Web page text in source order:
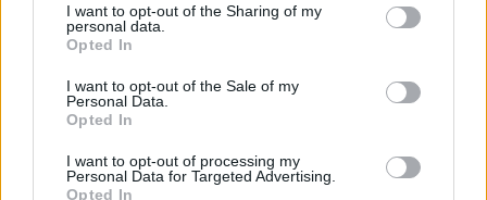
I want to opt-out of the Sharing of my
personal data.
Opted In
I want to opt-out of the Sale of my
Personal Data.
Opted In
I want to opt-out of processing my
Personal Data for Targeted Advertising.
Opted In